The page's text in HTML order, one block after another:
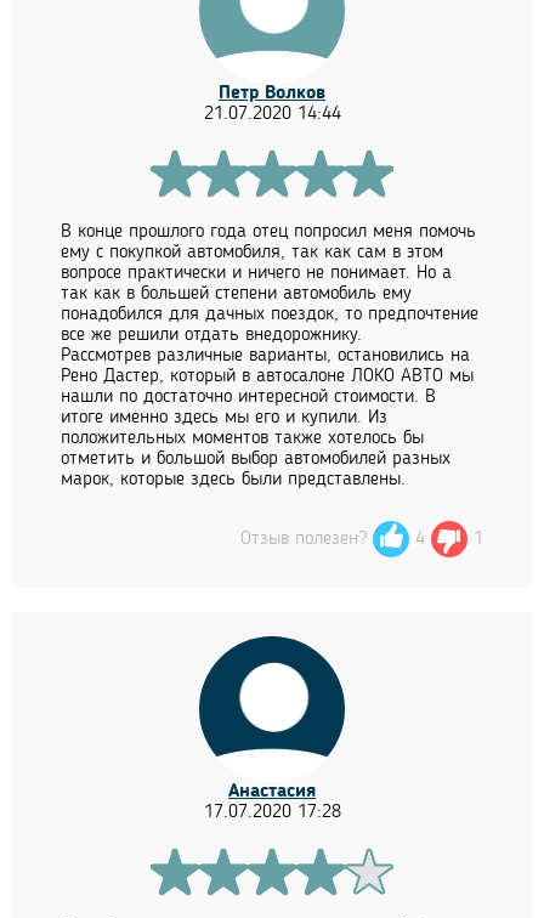
Петр Волков
21.07.2020 14:44
В конце прошлого года отец попросил меня помочь
ему с покупкой автомобиля, так как сам в этом
вопросе практически и ничего не понимает. Но а
так как в большей степени автомобиль ему
понадобился для дачных поездок, то предпочтение
все же решили отдать внедорожнику.
Рассмотрев различные варианты, остановились на
Рено Дастер, который в автосалоне ЛОКО АВТО мы
нашли по достаточно интересной стоимости. В
итоге именно здесь мы его и купили. Из
положительных моментов также хотелось бы
отметить и большой выбор автомобилей разных
марок, которые здесь были представлены.
Отзыв полезен? 4 1
Анастасия
17.07.2020 17:28